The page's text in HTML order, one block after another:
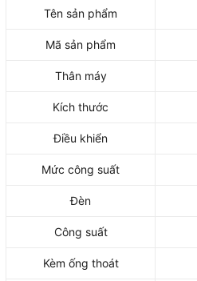
Tên sản phẩm
Mã sản phẩm
Thân máy
Kích thước
Điều khiển
Mức công suất
Đèn
Công suất
Kèm ống thoát